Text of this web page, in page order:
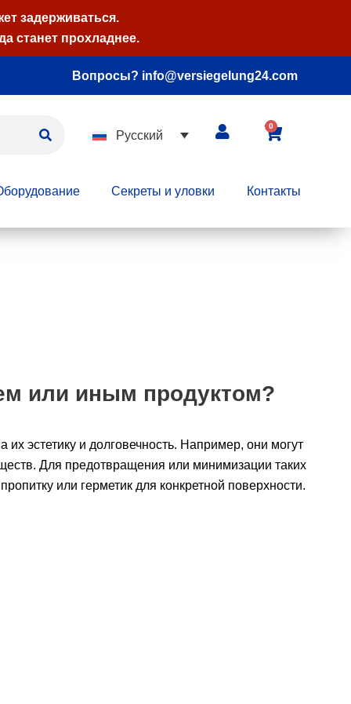
задерживаться.
станет прохладнее.
Вопросы? info@versiegelung24.com
Русский
0
Секреты и уловки Контакты
или иным продуктом?
эстетику и долговечность. Например, они могут
Для предотвращения или минимизации таких
или герметик для конкретной поверхности.